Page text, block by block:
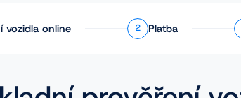
vozidla online 2 Platba